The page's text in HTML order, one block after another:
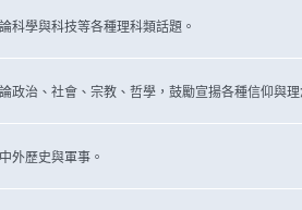
科學與科技等各種理科類話題。
政治、社會、宗教、哲學，鼓勵宣揚各種信仰與理
外歷史與軍事。